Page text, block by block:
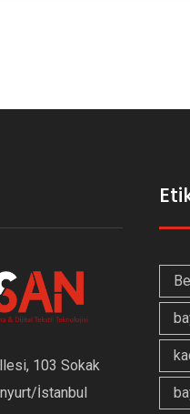
103 Sokak
İstanbul